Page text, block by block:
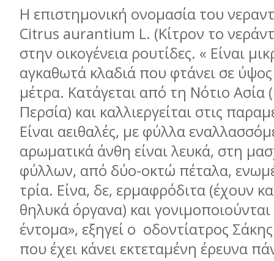
Η επιστημονική ονομασία του
Citrus aurantium L. (Κίτρον το
στην οικογένεια ρουτίδες. « Είναι
αγκαθωτά κλαδιά που φτάνει σε
μέτρα. Κατάγεται από τη Νότιο Ασία
Περσία) και καλλιεργείται στις
Είναι αειθαλές, με φύλλα
αρωματικά άνθη είναι λευκά, στη
φύλλων, από δύο-οκτώ πέταλα,
τρία. Είνα, δε, ερμαφρόδιτα (έχουν
θηλυκά όργανα) και
έντομα», εξηγεί ο οδοντίατρος
που έχει κάνει εκτεταμένη έρευνα